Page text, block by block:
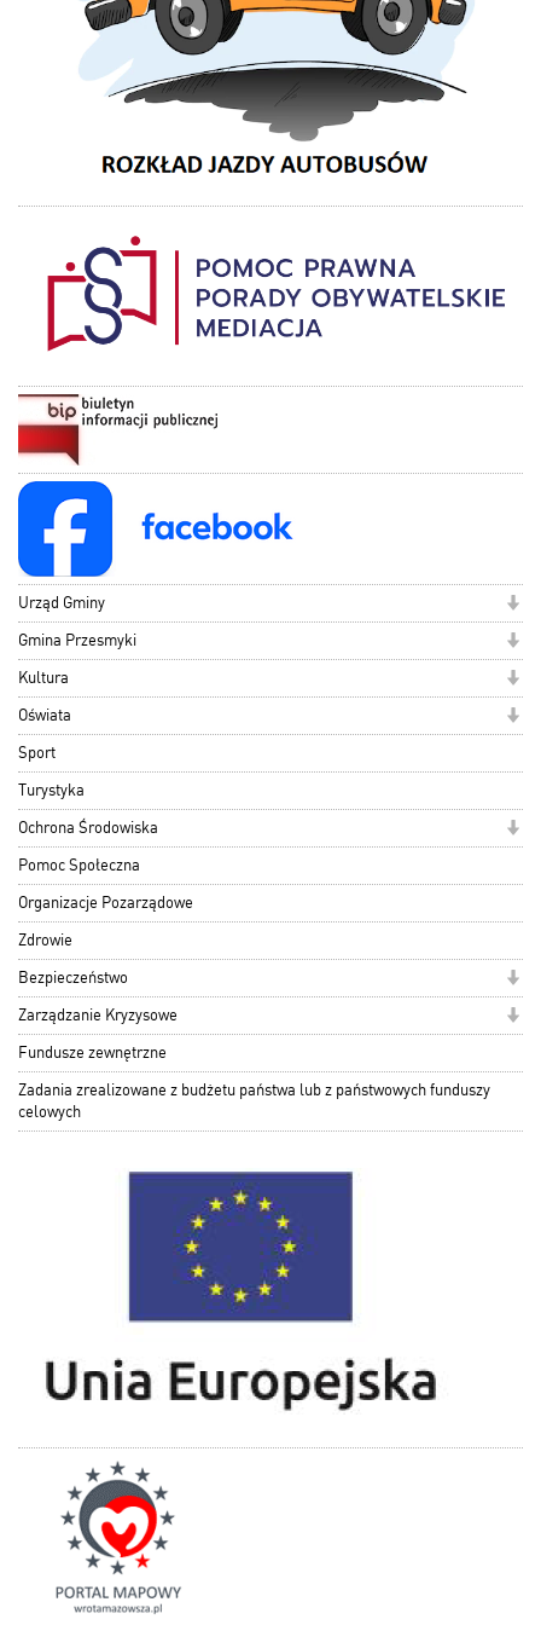
Urząd Gminy
Gmina Przesmyki
Kultura
Oświata
Sport
Turystyka
Ochrona Środowiska
Pomoc Społeczna
Organizacje Pozarządowe
Zdrowie
Bezpieczeństwo
Zarządzanie Kryzysowe
Fundusze zewnętrzne
Zadania zrealizowane z budżetu państwa lub z państwowych funduszy
celowych